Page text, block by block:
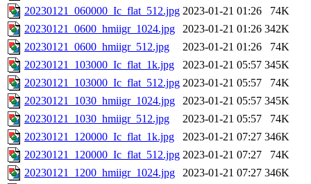
20230121_060000_Ic_flat_512.jpg 2023-01-21 01:26
74K
20230121_0600_hmiigr_1024.jpg
2023-01-21 01:26 342K
20230121_0600_hmiigr_512.jpg
2023-01-21 01:26
74K
20230121_103000_Ic_flat_1k.jpg
2023-01-21 05:57 345K
20230121_103000_Ic_flat_512.jpg 2023-01-21 05:57
74K
20230121_1030_hmiigr_1024.jpg
2023-01-21 05:57 345K
20230121_1030_hmiigr_512.jpg
2023-01-21 05:57
74K
20230121_120000_Ic_flat_1k.jpg
2023-01-21 07:27 346K
20230121_120000_Ic_flat_512.jpg 2023-01-21 07:27
74K
20230121_1200_hmiigr_1024.jpg
2023-01-21 07:27 346K